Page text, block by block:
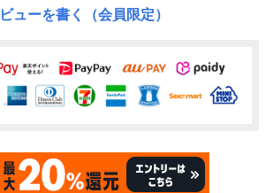
ューを書く（会員限定）